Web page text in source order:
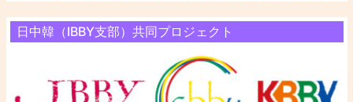
日中韓（IBBY支部）共同プロジェクト